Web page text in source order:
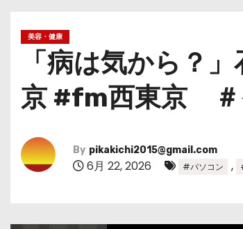
美容・健康
「病は気から？
京 #fm西東京 ＃
By pikakichi2015@gmail.com
6月 22, 2026 #パソコン ,